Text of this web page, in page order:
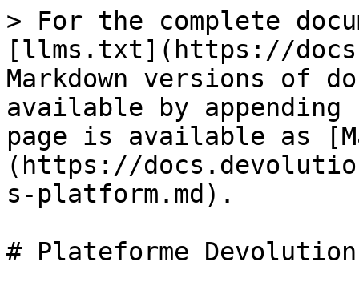
> For the complete
[llms.txt](https://
Markdown versions of
available by
page is available as
(https://
s-platform.md).
# Plateforme